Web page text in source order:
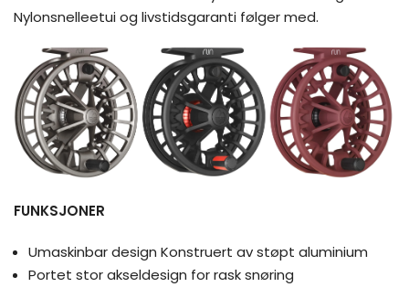
Nylonsnelleetui og livstidsgaranti følger med.
FUNKSJONER
Umaskinbar design Konstruert av støpt aluminium
Portet stor akseldesign for rask snøring